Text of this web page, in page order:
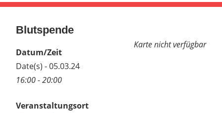
Blutspende
Karte nicht verfügbar
Datum/Zeit
Date(s) - 05.03.24
16:00 - 20:00
Veranstaltungsort